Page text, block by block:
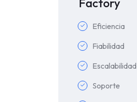
Eficiencia
Fiabilidad
Escalabilidad
Soporte